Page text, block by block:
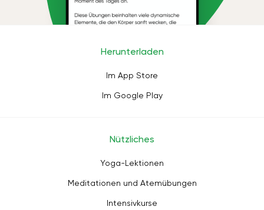
Herunterladen
Im App Store
Im Google Play
Nützliches
Yoga-Lektionen
Meditationen und Atemübungen
Intensivkurse